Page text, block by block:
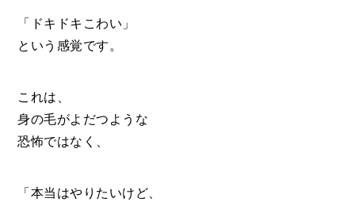
「ドキドキこわい」
という感覚です。
これは、
身の毛がよだつような
恐怖ではなく、
「本当はやりたいけど、